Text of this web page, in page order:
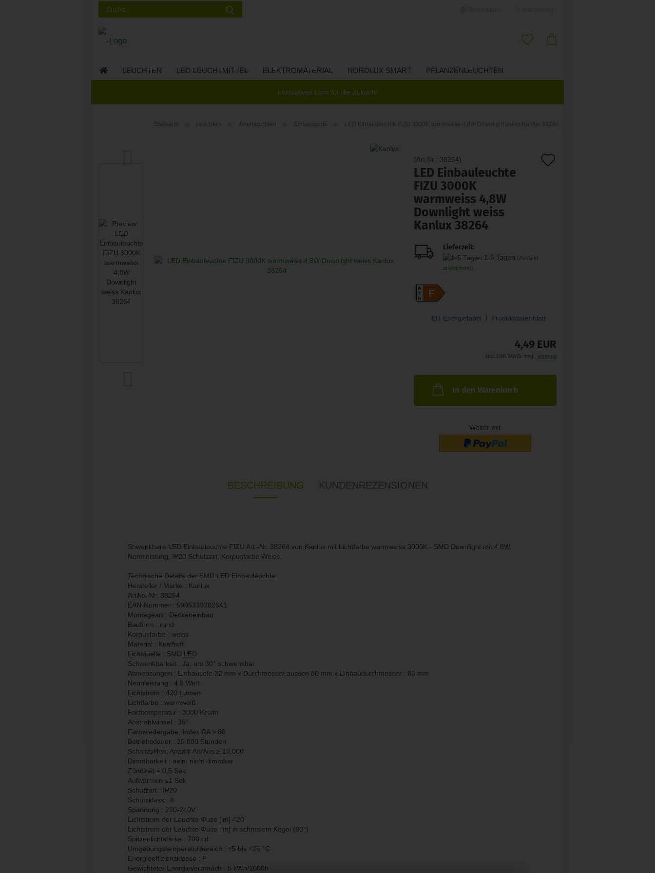
Passwort vergessen?
Innovatives Licht für die Zukunft!
LEUCHTEN LED-LEUCHTMITTEL ELEKTROMATERIAL NORDLUX SMART PFLANZENLEUCHTEN
(Art.Nr.: 38264)
LED Einbauleuchte
FIZU 3000K
warmweiss 4,8W
Downlight weiss
Kanlux 38264
Lieferzeit:
1-5 Tagen (Ausland
abweichend)
A
GF
EU-Energielabel Produktdatenblatt
4,49 EUR
inkl. 19% MwSt. zzgl. Versand
In den Warenkorb
Weiter mit
BESCHREIBUNG KUNDENREZENSIONEN
Shwenkbare LED Einbauleuchte FIZU Art.-Nr. 38264 von Kanlux mit Lichtfarbe warmweiss 3000K - SMD Downlight mit 4,8W
Nennleistung, IP20 Schutzart, Korpusfarbe Weiss.
Technische Details der SMD LED Einbauleuchte:
Hersteller / Marke : Kanlux
Artikel-Nr: 38264
EAN-Nummer : 5905339382641
Montageart : Deckeneinbau
Bauform : rund
Korpusfarbe : weiss
Material : Kustftoff
Lichtquelle : SMD LED
Schwenkbarkeit : Ja, um 30° schwenkbar
Abmessungen : Einbautiefe 32 mm x Durchmesser aussen 80 mm x Einbaudurchmesser : 65 mm
Nennleistung : 4,8 Watt
Lichtstrom : 420 Lumen
Lichtfarbe : warmweiß
Farbtemperatur : 3000 Kelvin
Abstrahlwinkel : 36°
Farbwiedergabe, Index RA > 80
Betriebsdauer : 25.000 Stunden
Schaltzyklen, Anzahl An/Aus ≥ 15.000
Dimmbarkeit : nein, nicht dimmbar
Zündzeit ≤ 0,5 Sek.
Aufwärmen ≤1 Sek.
Schutzart : IP20
Schutzklass : II
Spannung : 220-240V
Lichtstrom der Leuchte Φuse [lm] 420
Lichtstrom der Leuchte Φuse [lm] in schmalem Kegel (90°)
Spitzenlichtstärke : 700 cd
Umgebungstemperaturbereich : +5 bis +25 °C
Energieeffizienzklasse : F
Gewichteter Energieverbrauch : 5 kWh/1000h